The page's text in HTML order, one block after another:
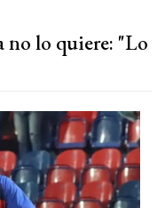
no lo quiere: "Lo